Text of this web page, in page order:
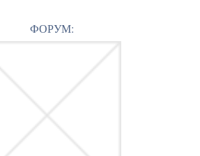
ФОРУМ: